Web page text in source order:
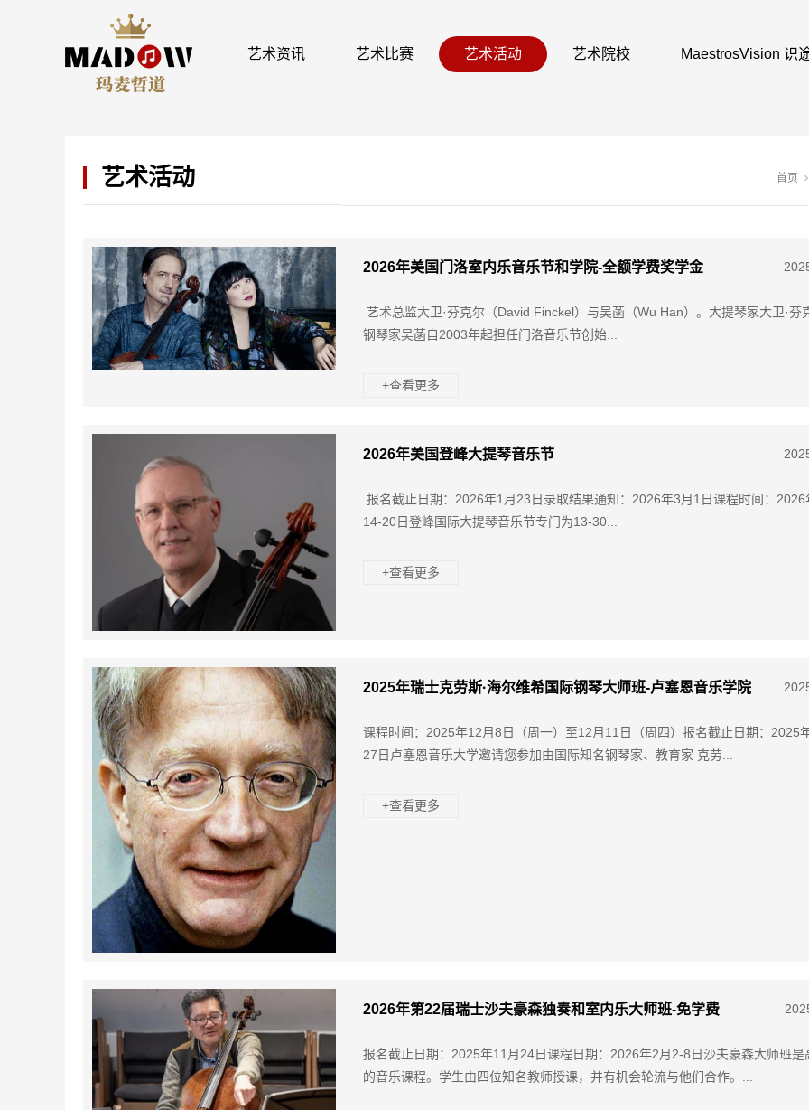
艺术资讯 艺术比赛 艺术活动 艺术院校 MaestrosVision 识
艺术活动 首页
2026年美国门洛室内乐音乐节和学院-全额学费奖学金
艺术总监大卫·芬克尔（David Finckel）与吴菡（Wu Han）。大提琴家大卫·芬
钢琴家吴菡自2003年起担任门洛音乐节创始...
+查看更多
2026年美国登峰大提琴音乐节
报名截止日期：2026年1月23日录取结果通知：2026年3月1日课程时间：2026
14-20日登峰国际大提琴音乐节专门为13-30...
+查看更多
2025年瑞士克劳斯·海尔维希国际钢琴大师班-卢塞恩音乐学院
课程时间：2025年12月8日（周一）至12月11日（周四）报名截止日期：2025
27日卢塞恩音乐大学邀请您参加由国际知名钢琴家、教育家 克劳...
+查看更多
2026年第22届瑞士沙夫豪森独奏和室内乐大师班-免学费
报名截止日期：2025年11月24日课程日期：2026年2月2-8日沙夫豪森大师班是
的音乐课程。学生由四位知名教师授课，并有机会轮流与他们合作。...